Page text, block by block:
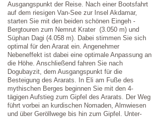
Ausgangspunkt der Reise. Nach einer Bootsfahrt
auf dem riesigen Van-See zur Insel Akdamar,
starten Sie mit den beiden schönen Eingeh -
Bergtouren zum Nemrut Krater (3.050 m) und
Süphan Dagi (4.058 m). Dabei stimmen Sie sich
optimal für den Ararat ein. Angenehmer
Nebeneffekt ist dabei eine optimale Anpassung an
die Höhe. Anschließend fahren Sie nach
Dogubayzit, dem Ausgangspunkt für die
Besteigung des Ararats. In Eli am Fuße des
mythischen Berges beginnen Sie mit den 4-
tägigen Aufstieg zum Gipfel des Ararats. Der Weg
führt vorbei an kurdischen Nomaden, Almwiesen
und über Geröllwege bis hin zum Gipfel. Unter-